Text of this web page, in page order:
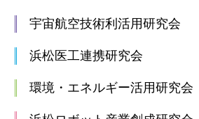
宇宙航空技術利活用研究会
浜松医工連携研究会
環境・エネルギー活用研究会